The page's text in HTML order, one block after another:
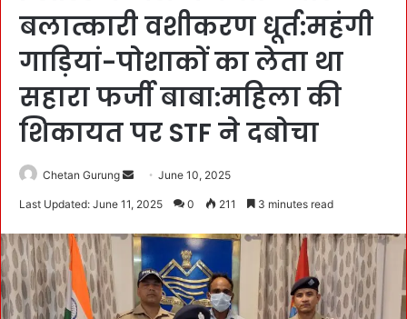
बलात्कारी वशीकरण धूर्त:महंगी
गाड़ियां-पोशाकों का लेता था
सहारा फर्जी बाबा:महिला की
शिकायत पर STF ने दबोचा
Chetan Gurung
d
a
n
e
June 10, 2025
Last Updated: June 11, 2025 0 211 3 minutes read